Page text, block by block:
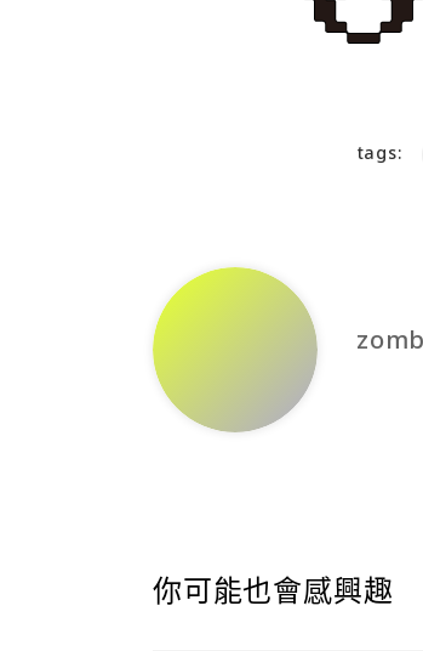
tags:
你可能也會感興趣